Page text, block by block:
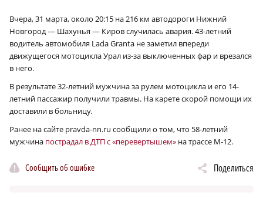
Вчера, 31 марта, около 20:15 на 216 км автодороги Нижний
Новгород — Шахунья — Киров случилась авария. 43-летний
водитель автомобиля Lada Granta не заметил впереди
движущегося мотоцикла Урал из-за выключенных фар и врезался
в него.
В результате 32-летний мужчина за рулем мотоцикла и его 14-
летний пассажир получили травмы. На карете скорой помощи их
доставили в больницу.
Ранее на сайте pravda-nn.ru сообщили о том, что 58-летний
мужчина пострадал в ДТП с «перевертышем» на трассе М‑12.
Сообщить об ошибке Поделиться